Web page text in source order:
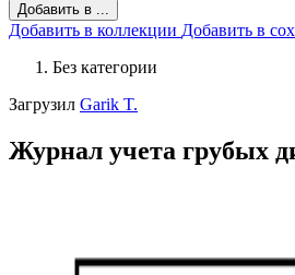
Добавить в ...
Добавить в коллекции Добавить в
Без категории
Загрузил Garik T.
Журнал учета грубых